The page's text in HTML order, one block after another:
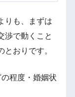
りも、まずは
渉で動くこと
おりです。
程度・婚姻状